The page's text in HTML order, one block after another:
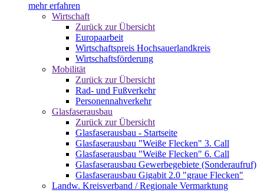
mehr erfahren
Wirtschaft
Zurück zur Übersicht
Europaarbeit
Wirtschaftspreis Hochsauerlandkreis
Wirtschaftsförderung
Mobilität
Zurück zur Übersicht
Rad- und Fußverkehr
Personennahverkehr
Glasfaserausbau
Zurück zur Übersicht
Glasfaserausbau - Startseite
Glasfaserausbau "Weiße Flecken" 3. Call
Glasfaserausbau "Weiße Flecken" 6. Call
Glasfaserausbau Gewerbegebiete (Sonderaufruf)
Glasfaserausbau Gigabit 2.0 "graue Flecken"
Landw. Kreisverband / Regionale Vermarktung